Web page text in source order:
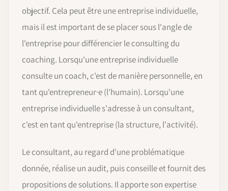
objectif. Cela peut être une entreprise individuelle,
mais il est important de se placer sous l'angle de
l'entreprise pour différencier le consulting du
coaching. Lorsqu'une entreprise individuelle
consulte un coach, c'est de manière personnelle, en
tant qu'entrepreneur·e (l'humain). Lorsqu'une
entreprise individuelle s'adresse à un consultant,
c'est en tant qu'entreprise (la structure, l'activité).
Le consultant, au regard d'une problématique
donnée, réalise un audit, puis conseille et fournit des
propositions de solutions. Il apporte son expertise